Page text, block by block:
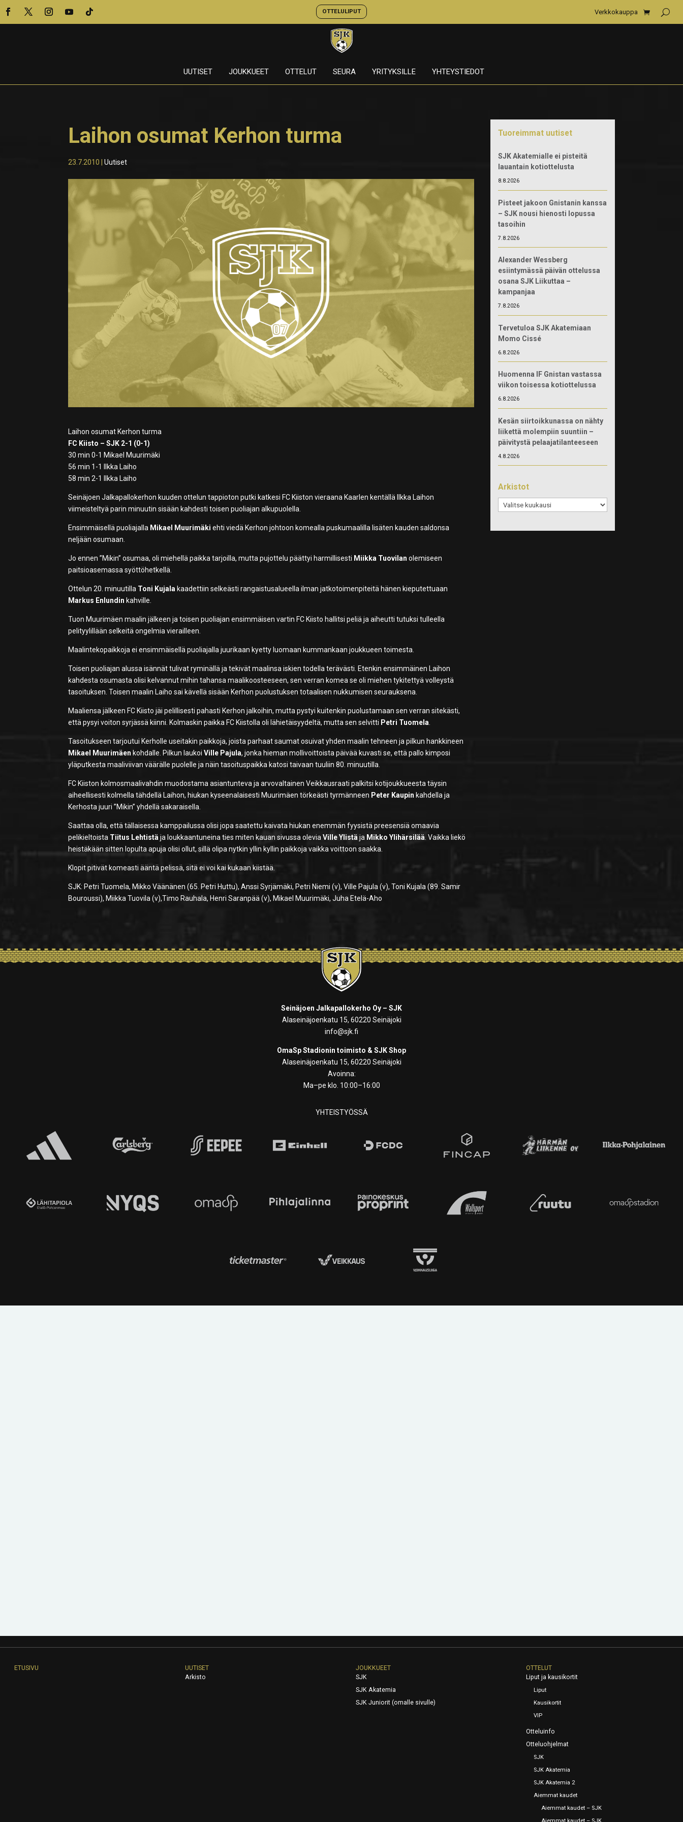
OTTELULIPUT Verkkokauppa
UUTISET JOUKKUEET OTTELUT SEURA YRITYKSILLE YHTEYSTIEDOT
Laihon osumat Kerhon turma
23.7.2010 |Uutiset
Laihon osumat Kerhon turma
FC Kiisto – SJK 2-1 (0-1)
30 min 0-1 Mikael Muurimäki
56 min 1-1 Ilkka Laiho
58 min 2-1 Ilkka Laiho
Seinäjoen Jalkapallokerhon kuuden ottelun tappioton putki katkesi FC Kiiston vieraana Kaarlen kentällä Ilkka Laihon
viimeisteltyä parin minuutin sisään kahdesti toisen puoliajan alkupuolella.
Ensimmäisellä puoliajalla Mikael Muurimäki ehti viedä Kerhon johtoon komealla puskumaalilla lisäten kauden saldonsa
neljään osumaan.
Jo ennen ”Mikin” osumaa, oli miehellä paikka tarjoilla, mutta pujottelu päättyi harmillisesti Miikka Tuovilan olemiseen
paitsioasemassa syöttöhetkellä.
Ottelun 20. minuutilla Toni Kujala kaadettiin selkeästi rangaistusalueella ilman jatkotoimenpiteitä hänen kieputettuaan
Markus Enlundin kahville.
Tuon Muurimäen maalin jälkeen ja toisen puoliajan ensimmäisen vartin FC Kiisto hallitsi peliä ja aiheutti tutuksi tulleella
pelityylillään selkeitä ongelmia vierailleen.
Maalintekopaikkoja ei ensimmäisellä puoliajalla juurikaan kyetty luomaan kummankaan joukkueen toimesta.
Toisen puoliajan alussa isännät tulivat ryminällä ja tekivät maalinsa iskien todella terävästi. Etenkin ensimmäinen Laihon
kahdesta osumasta olisi kelvannut mihin tahansa maalikoosteeseen, sen verran komea se oli miehen tykitettyä volleystä
tasoituksen. Toisen maalin Laiho sai kävellä sisään Kerhon puolustuksen totaalisen nukkumisen seurauksena.
Maaliensa jälkeen FC Kiisto jäi pelillisesti pahasti Kerhon jalkoihin, mutta pystyi kuitenkin puolustamaan sen verran sitekästi,
että pysyi voiton syrjässä kiinni. Kolmaskin paikka FC Kiistolla oli lähietäisyydeltä, mutta sen selvitti Petri Tuomela.
Tasoitukseen tarjoutui Kerholle useitakin paikkoja, joista parhaat saumat osuivat yhden maalin tehneen ja pilkun hankkineen
Mikael Muurimäen kohdalle. Pilkun laukoiVille Pajula, jonka hieman mollivoittoista päivää kuvasti se, että pallo kimposi
yläputkesta maaliviivan väärälle puolelle ja näin tasoituspaikka katosi taivaan tuuliin 80. minuutilla.
FC Kiiston kolmosmaalivahdin muodostama asiantunteva ja arvovaltainen Veikkausraati palkitsi kotijoukkueesta täysin
aiheellisesti kolmella tähdellä Laihon, hiukan kyseenalaisesti Muurimäen törkeästi tyrmänneen Peter Kaupin kahdella ja
Kerhosta juuri ”Mikin” yhdellä sakaraisella.
Saattaa olla, että tällaisessa kamppailussa olisi jopa saatettu kaivata hiukan enemmän fyysistä preesensiä omaavia
pelikieltoista Tiitus Lehtistäja loukkaantuneina ties miten kauan sivussa oleviaVille Ylistäja Mikko Ylihärsilää. Vaikka liekö
heistäkään sitten lopulta apuja olisi ollut, sillä olipa nytkin yllin kyllin paikkoja vaikka voittoon saakka.
Klopit pitivät komeasti ääntä pelissä, sitä ei voi kai kukaan kiistää.
SJK: Petri Tuomela, Mikko Väänänen (65. Petri Huttu), Anssi Syrjämäki, Petri Niemi (v), Ville Pajula (v), Toni Kujala (89. Samir
Bouroussi), Miikka Tuovila (v),Timo Rauhala, Henri Saranpää (v), Mikael Muurimäki, Juha Etelä-Aho
Tuoreimmat uutiset
SJK Akatemialle ei pisteitä
lauantain kotiottelusta
8.8.2026
Pisteet jakoon Gnistanin kanssa
– SJK nousi hienosti lopussa
tasoihin
7.8.2026
Alexander Wessberg
esiintymässä päivän ottelussa
osana SJK Liikuttaa –
kampanjaa
7.8.2026
Tervetuloa SJK Akatemiaan
Momo Cissé
6.8.2026
Huomenna IF Gnistan vastassa
viikon toisessa kotiottelussa
6.8.2026
Kesän siirtoikkunassa on nähty
liikettä molempiin suuntiin –
päivitystä pelaajatilanteeseen
4.8.2026
Arkistot
Arkistot
Seinäjoen Jalkapallokerho Oy – SJK
Alaseinäjoenkatu 15, 60220 Seinäjoki
info@sjk.fi
OmaSp Stadionin toimisto & SJK Shop
Alaseinäjoenkatu 15, 60220 Seinäjoki
Avoinna:
Ma–pe klo. 10:00–16:00
YHTEISTYÖSSÄ
ETUSIVU
UUTISET
Arkisto
JOUKKUEET
SJK
SJK Akatemia
SJK Juniorit (omalle sivulle)
OTTELUT
Liput ja kausikortit
Liput
Kausikortit
VIP
Otteluinfo
Otteluohjelmat
SJK
SJK Akatemia
SJK Akatemia 2
Aiemmat kaudet
Aiemmat kaudet – SJK